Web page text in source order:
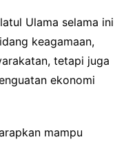
Ulama selama ini
keagamaan,
tetapi juga
ekonomi
mampu